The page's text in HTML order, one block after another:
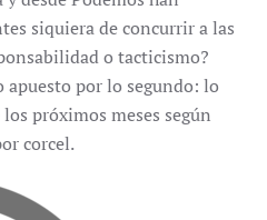
siquiera de concurrir a las
o tacticismo?
por lo segundo: lo
próximos meses según
corcel.